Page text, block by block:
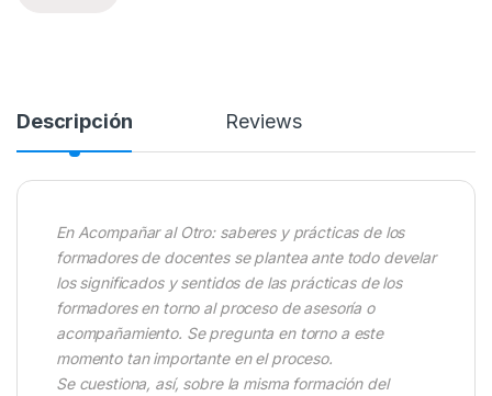
Descripción Reviews
En Acompañar al Otro: saberes y prácticas de los
formadores de docentes se plantea ante todo develar
los significados y sentidos de las prácticas de los
formadores en torno al proceso de asesoría o
acompañamiento. Se pregunta en torno a este
momento tan importante en el proceso.
Se cuestiona, así, sobre la misma formación del